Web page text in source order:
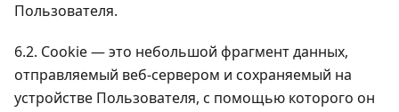
Пользователя.
6.2. Cookie — это небольшой фрагмент данных,
отправляемый веб-сервером и сохраняемый на
устройстве Пользователя, с помощью которого он